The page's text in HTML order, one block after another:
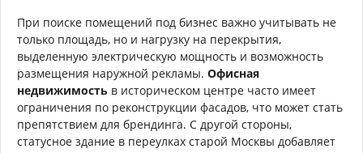
При поиске помещений под бизнес важно учитывать не
только площадь, но и нагрузку на перекрытия,
выделенную электрическую мощность и возможность
размещения наружной рекламы. Офисная
недвижимость в историческом центре часто имеет
ограничения по реконструкции фасадов, что может стать
препятствием для брендинга. С другой стороны,
статусное здание в переулках старой Москвы добавляет